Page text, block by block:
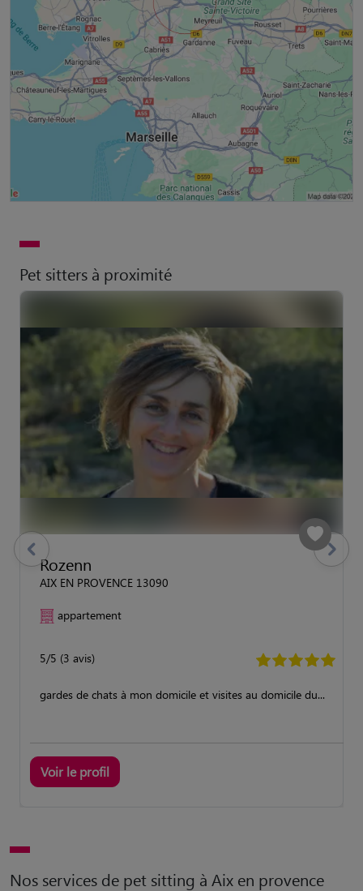
Pet sitters à proximité
Rozenn
AIX EN PROVENCE 13090
appartement
5/5 (3 avis)
gardes de chats à mon domicile et visites au domicile du...
Voir le profil
previous Suivant
Nos services de pet sitting à Aix en provence